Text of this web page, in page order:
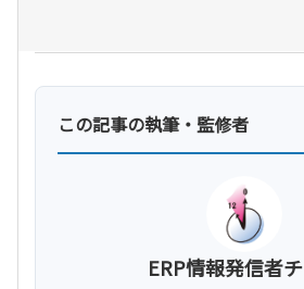
この記事の執筆・監修者
ERP情報発信者